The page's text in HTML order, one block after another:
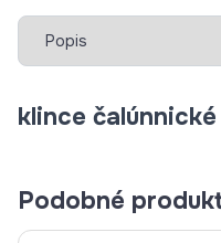
Vybrať záložku
klince
Podobné